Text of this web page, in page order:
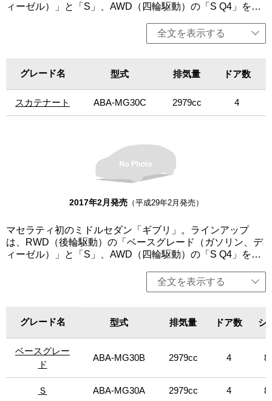
ィーゼル）」と「S」、AWD（四輪駆動）の「S Q4」を設
チックトランスミッションを組み合わせる。クアトロポル
テより軽量かつコンパクトでスポーティーでありながら、
性、豪華さ、そして革新的なイタリアンデザインを採用す
る。エンジンは、排出ガス低減や燃費向上が見込まれる
「スタート＆ストップ機能」を全グレードに標準装備。今
回、マセラティのF1初制覇から60周年を記念した限定車
「スカテナート」（世界60台限定）を設定。「ベースグレ
全文を表示する
グレード名
スカテナート
グレード名 型式 排気量 ドア数
スカテナート ABA-MG30C 2979cc 4
2017年2月発売（平成29年2月発売）
マセラティ初のミドルセダン「ギブリ」。ラインアップ
は、RWD（後輪駆動）の「ベースグレード（ガソリン、デ
ィーゼル）」と「S」、AWD（四輪駆動）の「S Q4」を設
チックトランスミッションを組み合わせる。クアトロポル
テより軽量かつコンパクトでスポーティーでありながら、
性、豪華さ、そして革新的なイタリアンデザインを採用す
る。エンジンは、排出ガス低減や燃費向上が見込まれる
「スタート＆ストップ機能」を全グレードに標準装備。今
回、価格改定を行った。「ベースグレード」、「S」は左
右、「ベースグレード（ディーゼルエンジン）」は右ハン
ドル、その他左ハンドルのみの設定。
全文を表示する
グレード名
ベースグレー
ド
Ｓ
グレード名 型式 排気量 ドア数 シ
ベースグレー
ド
ABA-MG30B 2979cc 4
Ｓ ABA-MG30A 2979cc 4